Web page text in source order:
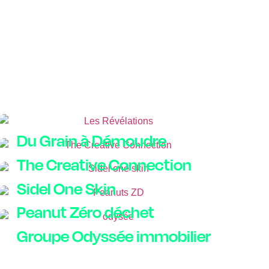
Du Grain à Démoudre
The Creative Connection
Sidel One Skin
Peanut Zéro déchet
Groupe Odyssée immobilier